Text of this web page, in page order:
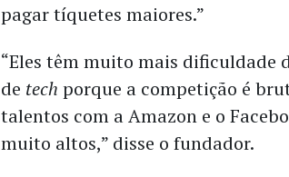
pagar tíquetes maiores.”
“Eles têm muito mais dificuldade
de techporque a competição é
talentos com a Amazon e o
muito altos,” disse o fundador.